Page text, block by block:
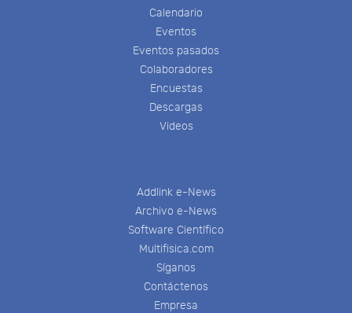
Calendario
Eventos
Eventos pasados
Colaboradores
Encuestas
Descargas
Videos
Addlink e-News
Archivo e-News
Software Científico
Multifisica.com
Síganos
Contáctenos
Empresa